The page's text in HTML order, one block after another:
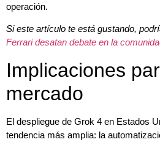
operación.
Si este artículo te está gustando,
Ferrari desatan debate en la
Implicaciones
mercado
El despliegue de Grok 4 en Estados
tendencia más amplia: la